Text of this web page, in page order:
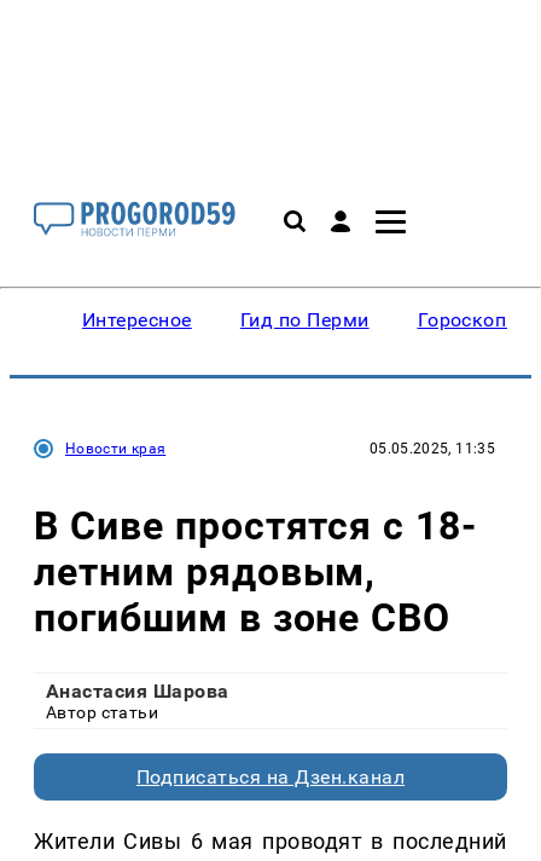
Интересное Гид по Перми Гороскопы
Новости края 05.05.2025, 11:35
В Сиве простятся с 18-
летним рядовым,
погибшим в зоне СВО
Анастасия Шарова
Автор статьи
Подписаться на Дзен.канал
Жители Сивы 6 мая проводят в последний